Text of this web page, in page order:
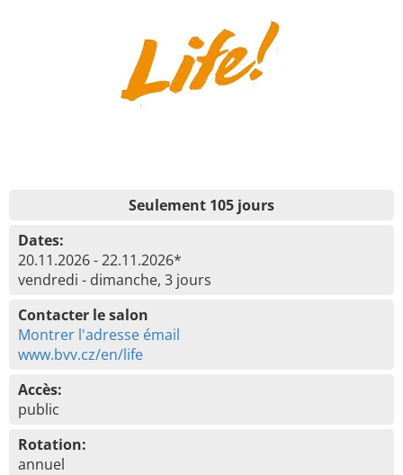
Seulement 105 jours
Dates:
20.11.2026 - 22.11.2026*
vendredi - dimanche, 3 jours
Contacter le salon
Montrer l'adresse émail
www.bvv.cz/en/life
Accès:
public
Rotation:
annuel